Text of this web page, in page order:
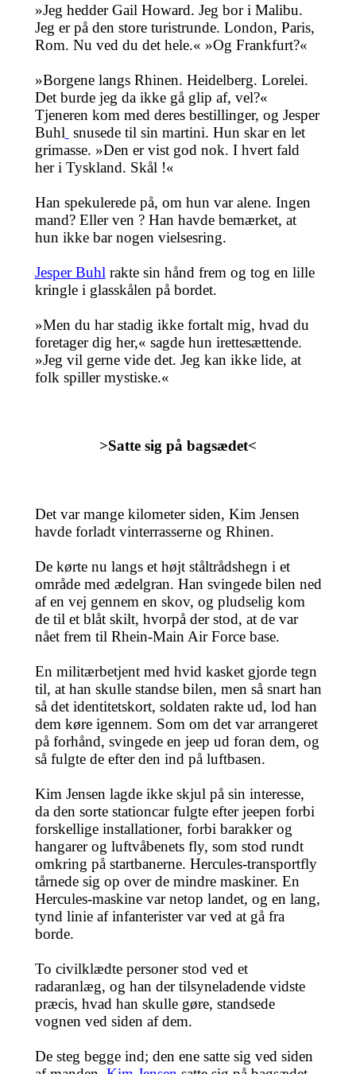
»Jeg hedder Gail Howard. Jeg bor i Malibu.
Jeg er på den store turistrunde. London, Paris,
Rom. Nu ved du det hele.« »Og Frankfurt?«
»Borgene langs Rhinen. Heidelberg. Lorelei.
Det burde jeg da ikke gå glip af, vel?«
Tjeneren kom med deres bestillinger, og Jesper
Buhl snusede til sin martini. Hun skar en let
grimasse. »Den er vist god nok. I hvert fald
her i Tyskland. Skål !«
Han spekulerede på, om hun var alene. Ingen
mand? Eller ven ? Han havde bemærket, at
hun ikke bar nogen vielsesring.
Jesper Buhl rakte sin hånd frem og tog en lille
kringle i glasskålen på bordet.
»Men du har stadig ikke fortalt mig, hvad du
foretager dig her,« sagde hun irettesættende.
»Jeg vil gerne vide det. Jeg kan ikke lide, at
folk spiller mystiske.«
>Satte sig på bagsædet<
Det var mange kilometer siden, Kim Jensen
havde forladt vinterrasserne og Rhinen.
De kørte nu langs et højt ståltrådshegn i et
område med ædelgran. Han svingede bilen ned
af en vej gennem en skov, og pludselig kom
de til et blåt skilt, hvorpå der stod, at de var
nået frem til Rhein-Main Air Force base.
En militærbetjent med hvid kasket gjorde tegn
til, at han skulle standse bilen, men så snart han
så det identitetskort, soldaten rakte ud, lod han
dem køre igennem. Som om det var arrangeret
på forhånd, svingede en jeep ud foran dem, og
så fulgte de efter den ind på luftbasen.
Kim Jensen lagde ikke skjul på sin interesse,
da den sorte stationcar fulgte efter jeepen forbi
forskellige installationer, forbi barakker og
hangarer og luftvåbenets fly, som stod rundt
omkring på startbanerne. Hercules-transportfly
tårnede sig op over de mindre maskiner. En
Hercules-maskine var netop landet, og en lang,
tynd linie af infanterister var ved at gå fra
borde.
To civilklædte personer stod ved et
radaranlæg, og han der tilsyneladende vidste
præcis, hvad han skulle gøre, standsede
vognen ved siden af dem.
De steg begge ind; den ene satte sig ved siden